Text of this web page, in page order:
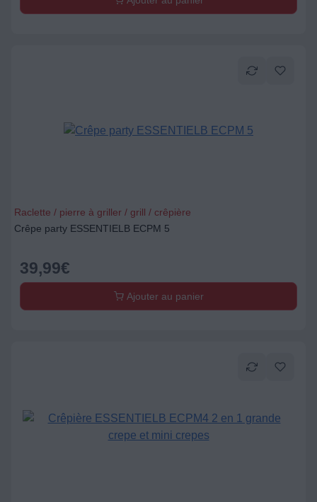
Raclette / pierre à griller / grill / crêpière
Crêpe party ESSENTIELB ECPM 5
39,99€
Ajouter au panier